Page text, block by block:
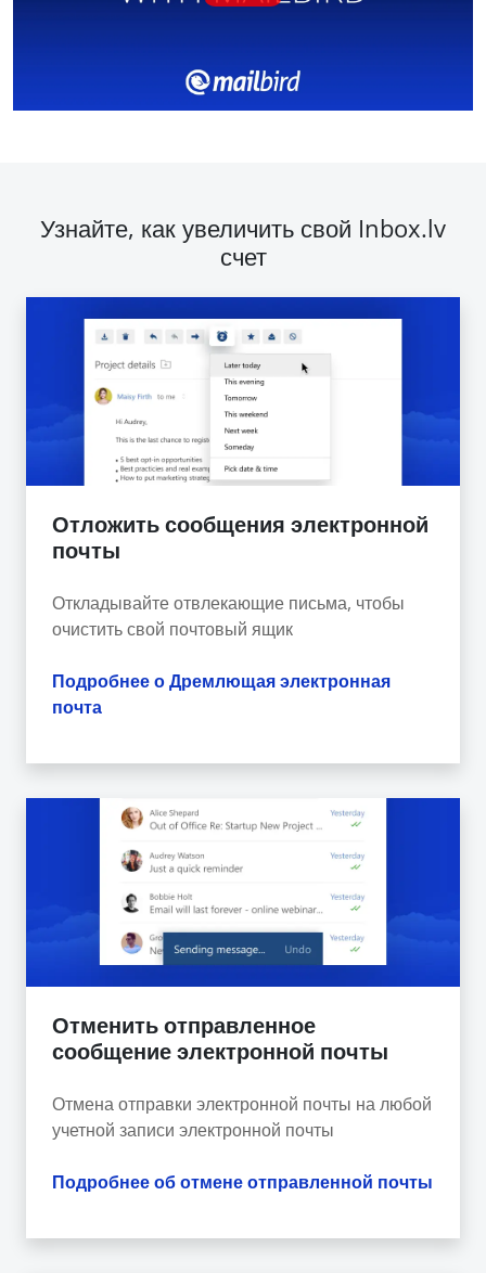
Узнайте, как увеличить свой Inbox.lv
счет
Отложить сообщения электронной
почты
Откладывайте отвлекающие письма, чтобы
очистить свой почтовый ящик
Подробнее о Дремлющая электронная
почта
Отменить отправленное
сообщение электронной почты
Отмена отправки электронной почты на любой
учетной записи электронной почты
Подробнее об отмене отправленной почты